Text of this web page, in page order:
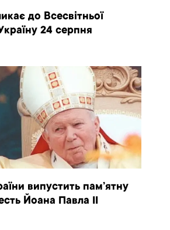
до Всесвітньої
24 серпня
випустить пам’ятну
Йоана Павла II